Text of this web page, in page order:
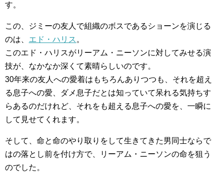
す。
この、ジミーの友人で組織のボスであるショーンを演じる
のは、 エド・ハリス 。
このエド・ハリスがリーアム・ニーソンに対してみせる演
技が、なかなか深くて素晴らしいのです。
30年来の友人への愛着はもちろんありつつも、それを超え
る息子への愛、ダメ息子だとは知っていて呆れる気持ちす
らあるのだけれど、それをも超える息子への愛を、一瞬に
して見せてくれます。
そして、命と命のやり取りをして生きてきた男同士ならで
はの落とし前を付け方で、リーアム・ニーソンの命を狙う
のでした。